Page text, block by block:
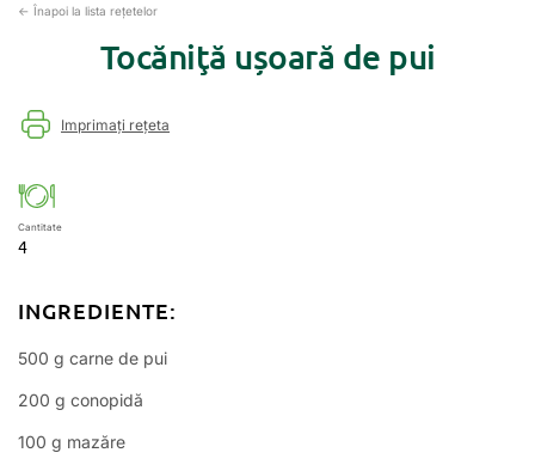
← Înapoi la lista rețetelor
Tocăniţă ușoară de pui
Imprimați rețeta
Cantitate
4
INGREDIENTE:
500 g carne de pui
200 g conopidă
100 g mazăre